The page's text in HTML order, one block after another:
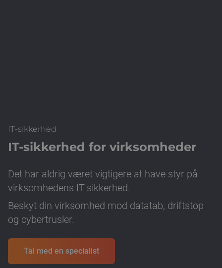
IT-sikkerhed
IT-sikkerhed for virksomheder
Det har aldrig været vigtigere at have styr på
virksomhedens IT-sikkerhed.
Beskyt din virksomhed mod datatab, driftstop
og cybertrusler.
Tal med en specialist